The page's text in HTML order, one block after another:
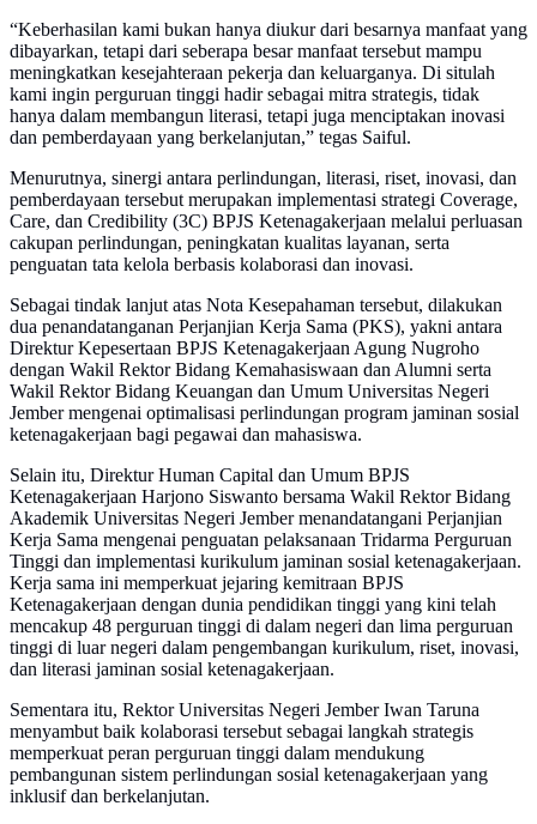
“Keberhasilan kami bukan hanya diukur dari besarnya manfaat yang
dibayarkan, tetapi dari seberapa besar manfaat tersebut mampu
meningkatkan kesejahteraan pekerja dan keluarganya. Di situlah
kami ingin perguruan tinggi hadir sebagai mitra strategis, tidak
hanya dalam membangun literasi, tetapi juga menciptakan inovasi
dan pemberdayaan yang berkelanjutan,” tegas Saiful.
Menurutnya, sinergi antara perlindungan, literasi, riset, inovasi, dan
pemberdayaan tersebut merupakan implementasi strategi Coverage,
Care, dan Credibility (3C) BPJS Ketenagakerjaan melalui perluasan
cakupan perlindungan, peningkatan kualitas layanan, serta
penguatan tata kelola berbasis kolaborasi dan inovasi.
Sebagai tindak lanjut atas Nota Kesepahaman tersebut, dilakukan
dua penandatanganan Perjanjian Kerja Sama (PKS), yakni antara
Direktur Kepesertaan BPJS Ketenagakerjaan Agung Nugroho
dengan Wakil Rektor Bidang Kemahasiswaan dan Alumni serta
Wakil Rektor Bidang Keuangan dan Umum Universitas Negeri
Jember mengenai optimalisasi perlindungan program jaminan sosial
ketenagakerjaan bagi pegawai dan mahasiswa.
Selain itu, Direktur Human Capital dan Umum BPJS
Ketenagakerjaan Harjono Siswanto bersama Wakil Rektor Bidang
Akademik Universitas Negeri Jember menandatangani Perjanjian
Kerja Sama mengenai penguatan pelaksanaan Tridarma Perguruan
Tinggi dan implementasi kurikulum jaminan sosial ketenagakerjaan.
Kerja sama ini memperkuat jejaring kemitraan BPJS
Ketenagakerjaan dengan dunia pendidikan tinggi yang kini telah
mencakup 48 perguruan tinggi di dalam negeri dan lima perguruan
tinggi di luar negeri dalam pengembangan kurikulum, riset, inovasi,
dan literasi jaminan sosial ketenagakerjaan.
Sementara itu, Rektor Universitas Negeri Jember Iwan Taruna
menyambut baik kolaborasi tersebut sebagai langkah strategis
memperkuat peran perguruan tinggi dalam mendukung
pembangunan sistem perlindungan sosial ketenagakerjaan yang
inklusif dan berkelanjutan.